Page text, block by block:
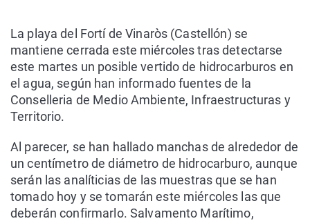
La playa del Fortí de Vinaròs (Castellón) se
mantiene cerrada este miércoles tras detectarse
este martes un posible vertido de hidrocarburos en
el agua, según han informado fuentes de la
Conselleria de Medio Ambiente, Infraestructuras y
Territorio.
Al parecer, se han hallado manchas de alrededor de
un centímetro de diámetro de hidrocarburo, aunque
serán las analíticias de las muestras que se han
tomado hoy y se tomarán este miércoles las que
deberán confirmarlo. Salvamento Marítimo,